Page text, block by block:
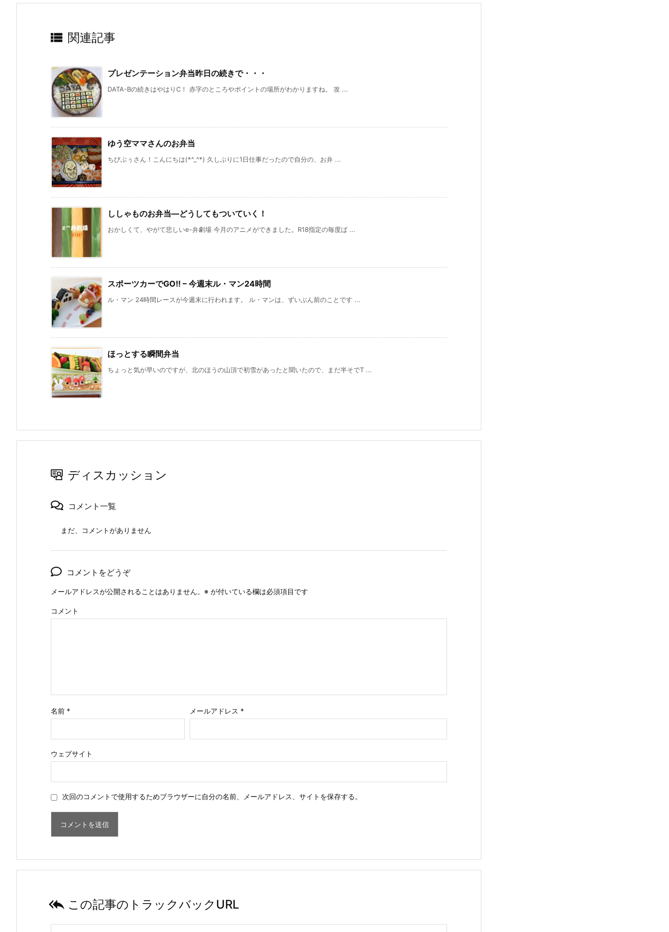
 関連記事
プレゼンテーション弁当昨日の続きで・・・
DATA-Bの続きはやはりC！ 赤字のところやポイントの場所がわかりますね。 攻 ...
ゆう空ママさんのお弁当
ちびぶぅさん！こんにちは(*^_^*) 久しぶりに1日仕事だったので自分の、お弁 ...
ししゃものお弁当—どうしてもついていく！
おかしくて、やがて悲しいe-弁劇場 今月のアニメができました。R18指定の毎度ば ...
スポーツカーでGO!! – 今週末ル・マン24時間
ル・マン 24時間レースが今週末に行われます。 ル・マンは、ずいぶん前のことです ...
ほっとする瞬間弁当
ちょっと気が早いのですが、北のほうの山頂で初雪があったと聞いたので、まだ半そでT ...
ディスカッション
コメント一覧
まだ、コメントがありません
コメントをどうぞ
メールアドレスが公開されることはありません。 ※ が付いている欄は必須項目です
コメント
名前 * メールアドレス *
ウェブサイト
次回のコメントで使用するためブラウザーに自分の名前、メールアドレス、サイトを保存する。
 この記事のトラックバックURL